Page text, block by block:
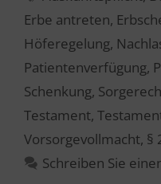
Erbe antreten,
Höferegelung,
Patientenverfügung,
Schenkung,
Testament,
Vorsorgevollmacht, §
Schreiben Sie